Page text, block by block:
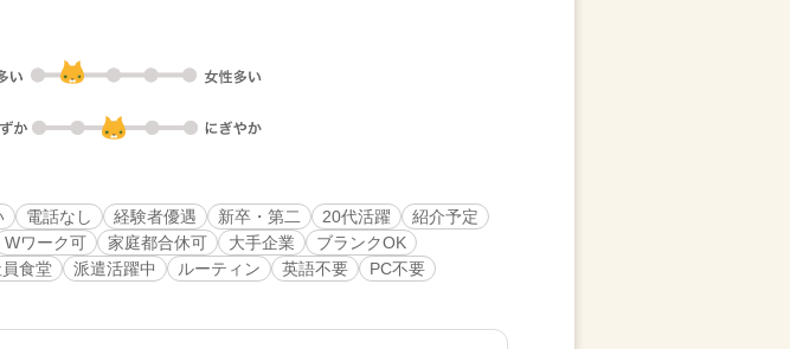
電話なし 経験者優遇 新卒・第二 20代活躍
紹介予定
Wワーク可 家庭都合休可 大手企業
ブランクOK
食堂 派遣活躍中 ルーティン 英語不要 PC不要